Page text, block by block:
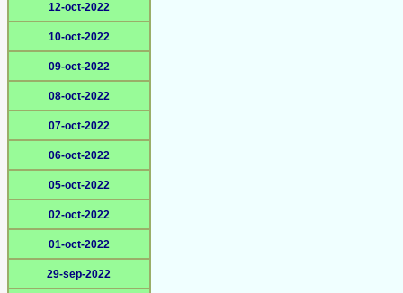
12-oct-2022
10-oct-2022
09-oct-2022
08-oct-2022
07-oct-2022
06-oct-2022
05-oct-2022
02-oct-2022
01-oct-2022
29-sep-2022